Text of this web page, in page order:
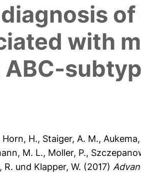
with
Horn, H., Staiger, A. M.,
M. L., Moller, P.,
R. und Klapper, W. (2017)